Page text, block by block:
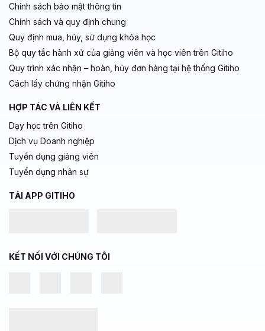
Chính sách bảo mật thông tin
Chính sách và quy định chung
Quy định mua, hủy, sử dụng khóa học
Bộ quy tắc hành xử của giảng viên và học viên trên Gitiho
Quy trình xác nhận – hoàn, hủy đơn hàng tại hệ thống Gitiho
Cách lấy chứng nhận Gitiho
HỢP TÁC VÀ LIÊN KẾT
Dạy học trên Gitiho
Dịch vụ Doanh nghiệp
Tuyển dụng giảng viên
Tuyển dụng nhân sự
TẢI APP GITIHO
KẾT NỐI VỚI CHÚNG TÔI